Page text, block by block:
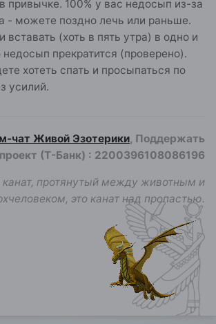
привычке. 100% у вас недосып из-за
- можете поздно лечь или раньше.
вставать (хоть в пять утра) в одно и
прекратится (проверено).
хотеть спать и просыпаться по
усилий.
чат Живой Эзотерики, Поддержать
проект (Т-Банк) : 2200396108086196
канат, протянутый между животным и
это канат над пропастью.